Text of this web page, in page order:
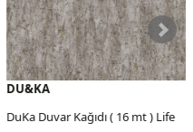
DU&KA
DuKa Duvar Kağıdı ( 16 mt ) Life